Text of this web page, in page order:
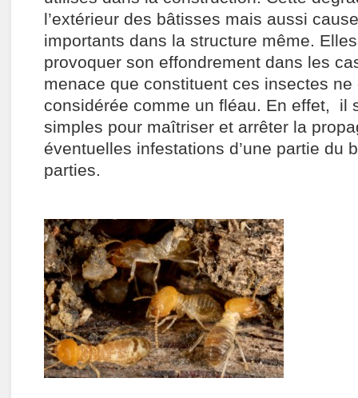
l’extérieur des bâtisses mais aussi
importants dans la structure même.
provoquer son effondrement dans les
menace que constituent ces insectes ne
considérée comme un fléau. En effet, il
simples pour maîtriser et arrêter la
éventuelles infestations d’une partie du
parties.